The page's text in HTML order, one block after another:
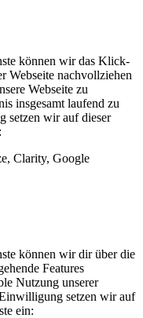
können wir das Klick-
Webseite nachvollziehen
Webseite zu
insgesamt laufend zu
setzen wir auf dieser
Clarity, Google
können wir dir über die
Features
Nutzung unserer
setzen wir auf
ein: